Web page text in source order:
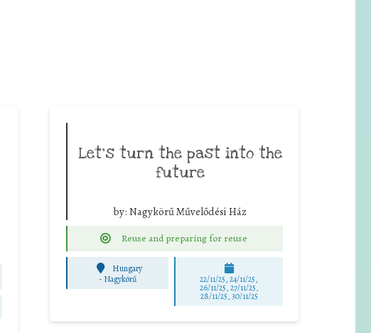
Let’s turn the past into the
future
by: Nagykörű Művelődési Ház
Reuse and preparing for reuse
Hungary
- Nagykörű 22/11/25,24/11/25,
26/11/25,27/11/25,
28/11/25,30/11/25